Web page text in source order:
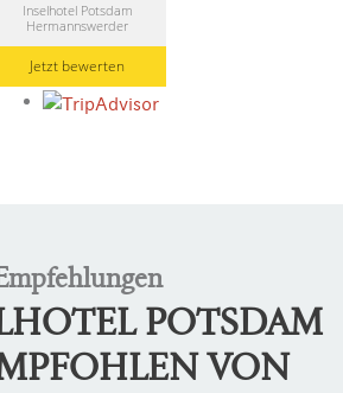
Inselhotel Potsdam
Hermannswerder
Jetzt bewerten
POTSDAM
VON